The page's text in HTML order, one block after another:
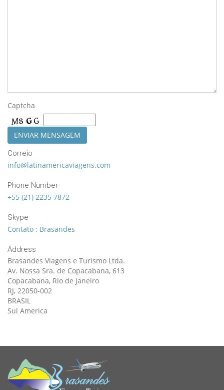
Captcha
Correio
info@latinamericaviagens.com
Phone Number
+55 (21) 2235 7872
Skype
Contato : Brasandes
Address
Brasandes Viagens e Turismo Ltda.
Av. Nossa Sra. de Copacabana, 613
Copacabana, Rio de Janeiro
RJ, 22050-002
BRASIL
Sul America